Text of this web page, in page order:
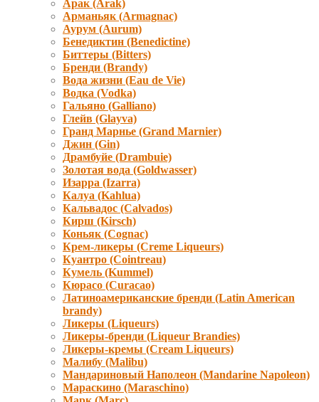
Арак (Arak)
Арманьяк (Armagnac)
Аурум (Aurum)
Бенедиктин (Benedictine)
Биттеры (Bitters)
Бренди (Brandy)
Вода жизни (Eau de Vie)
Водка (Vodka)
Гальяно (Galliano)
Глейв (Glayva)
Гранд Марнье (Grand Marnier)
Джин (Gin)
Драмбуйе (Drambuie)
Золотая вода (Goldwasser)
Изарра (Izarra)
Калуа (Kahlua)
Кальвадос (Calvados)
Кирш (Kirsch)
Коньяк (Cognac)
Крем-ликеры (Creme Liqueurs)
Куантро (Cointreau)
Кумель (Kummel)
Кюрасо (Curacao)
Латиноамериканские бренди (Latin American
brandy)
Ликеры (Liqueurs)
Ликеры-бренди (Liqueur Brandies)
Ликеры-кремы (Cream Liqueurs)
Малибу (Malibu)
Мандариновый Наполеон (Mandarine Napoleon)
Мараскино (Маraschino)